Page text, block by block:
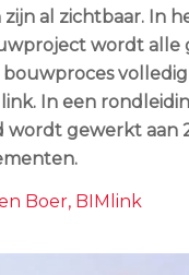
al zichtbaar. In
wordt alle
In een
wordt gewerkt aan
Boer, BIMlink